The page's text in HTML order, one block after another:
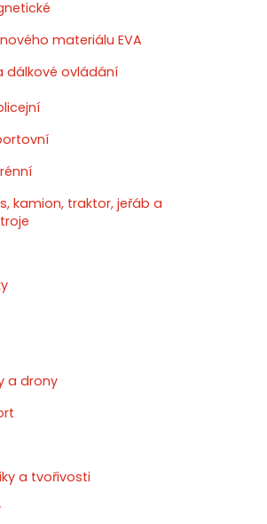
materiálu EVA
dálkové ovládání
kamion, traktor, jeřáb a
a drony
a tvořivosti